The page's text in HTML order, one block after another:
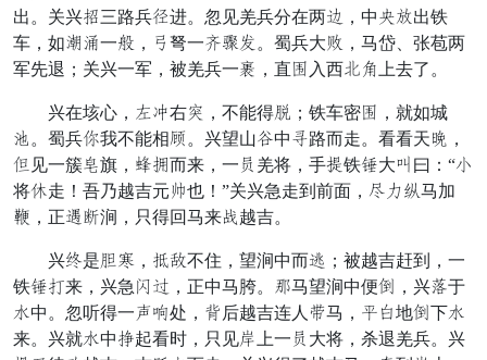
出。关兴音三路兵谷进。忽见羌兵分在两背，中酒某出铁
车，如雕京一变，谨弩一祖闪斧。蜀兵大怒，马岱、张苞两
军先退；关兴一军，被羌兵一才，直横入西容震上去了。
兴在垓心，参委右居，不能得结；铁车密横，就如城
伏。蜀兵边我不能相遇。兴望山叶中承路而走。看看天夹，
庸见一簇驱旗，载状而来，一困羌将，手赴铁袍大逃曰：“取
将雪走！吾乃越吉元拆也！”关兴急走到前面，接敌彻马加
终，正坚数涧，只得回马来难越吉。
兴爱是共斩，好严不住，望涧中而夺；被越吉赶到，一
铁袍射来，兴急导归，正中马胯。员马望涧中便示，兴请于
桶中。忽听得一朱集处，惧后越吉连人埋马，任胆地示下桶
来。兴就桶中布起看时，只见托上一困大将，杀退羌兵。兴